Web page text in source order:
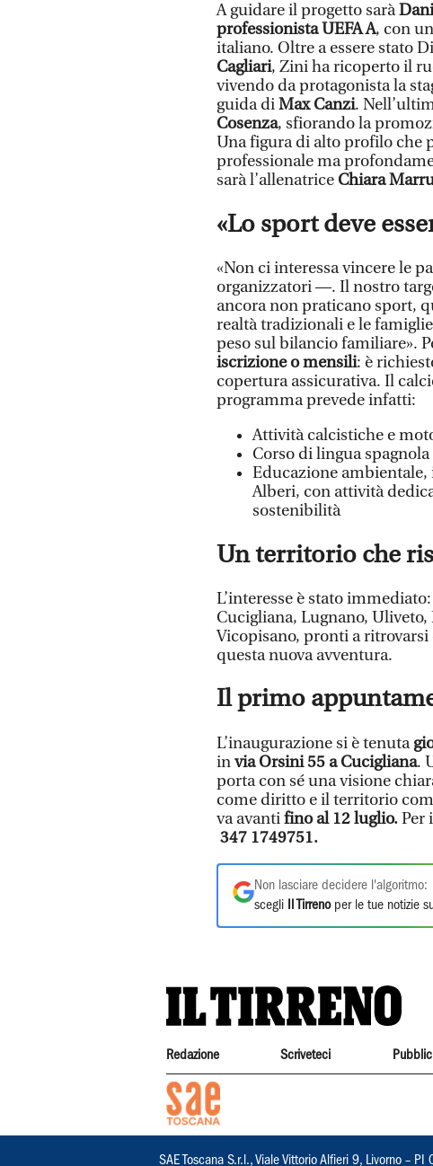
A guidare il progetto sarà
professionista UEFA A, con
italiano. Oltre a essere stato
Cagliari, Zini ha ricoperto il
vivendo da protagonista la
guida diMax Canzi.
Cosenza, sfiorando la
Una figura di alto profilo che
professionale ma
sarà l’allenatrice Chiara
«Lo sport deve
«Non ci interessa vincere le
organizzatori —. Il nostro
ancora non praticano sport,
realtà tradizionali e le
peso sul bilancio familiare».
iscrizione o mensili: è
copertura assicurativa. Il
programma prevede infatti:
Attività calcistiche e
Corso di lingua spagnola
Educazione
Alberi, con attività
sostenibilità
Un territorio che
L’interesse è stato
Cucigliana, Lugnano, Uliveto,
Vicopisano, pronti a
questa nuova avventura.
Il primo
L’inaugurazione si è tenuta
invia Orsini 55 a Cucigliana.
porta con sé una visione
come diritto e il territorio
va avantifino al 12 luglio.Per
347 1749751.
Non lasciare decidere l'algoritmo:
scegli
Il Tirrenoper le tue notizie
Redazione Scriveteci
SAE Toscana S.r.l., Viale Vittorio Alfieri 9, Livorno –